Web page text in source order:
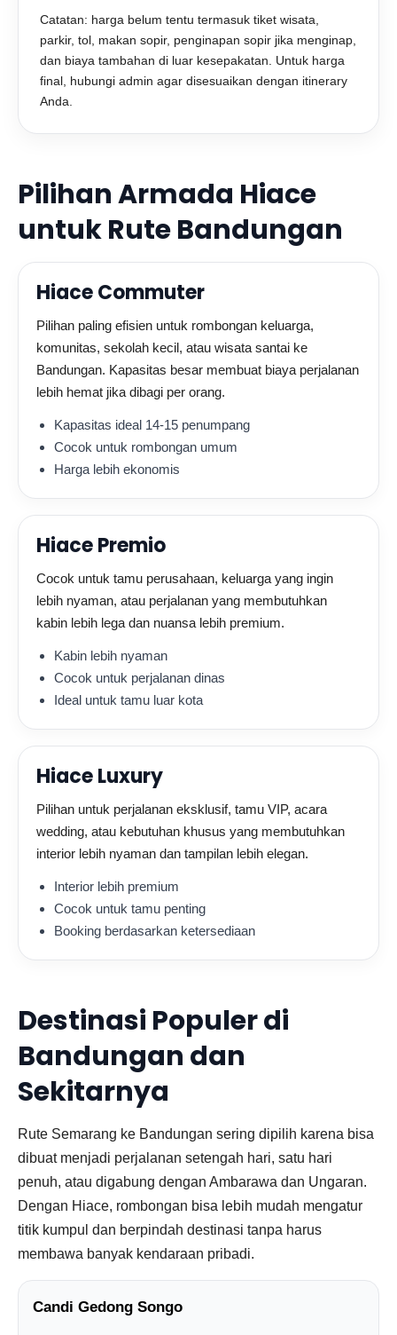
Catatan: harga belum tentu termasuk tiket wisata,
parkir, tol, makan sopir, penginapan sopir jika menginap,
dan biaya tambahan di luar kesepakatan. Untuk harga
final, hubungi admin agar disesuaikan dengan itinerary
Anda.
Pilihan Armada Hiace
untuk Rute Bandungan
Hiace Commuter
Pilihan paling efisien untuk rombongan keluarga,
komunitas, sekolah kecil, atau wisata santai ke
Bandungan. Kapasitas besar membuat biaya perjalanan
lebih hemat jika dibagi per orang.
Kapasitas ideal 14-15 penumpang
Cocok untuk rombongan umum
Harga lebih ekonomis
Hiace Premio
Cocok untuk tamu perusahaan, keluarga yang ingin
lebih nyaman, atau perjalanan yang membutuhkan
kabin lebih lega dan nuansa lebih premium.
Kabin lebih nyaman
Cocok untuk perjalanan dinas
Ideal untuk tamu luar kota
Hiace Luxury
Pilihan untuk perjalanan eksklusif, tamu VIP, acara
wedding, atau kebutuhan khusus yang membutuhkan
interior lebih nyaman dan tampilan lebih elegan.
Interior lebih premium
Cocok untuk tamu penting
Booking berdasarkan ketersediaan
Destinasi Populer di
Bandungan dan
Sekitarnya
Rute Semarang ke Bandungan sering dipilih karena bisa
dibuat menjadi perjalanan setengah hari, satu hari
penuh, atau digabung dengan Ambarawa dan Ungaran.
Dengan Hiace, rombongan bisa lebih mudah mengatur
titik kumpul dan berpindah destinasi tanpa harus
membawa banyak kendaraan pribadi.
Candi Gedong Songo